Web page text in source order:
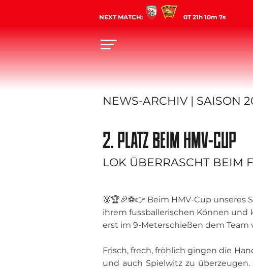
NEXT MATCH: 0T 21h 10m 6s
NEWS-ARCHIV | SAISON
2. PLATZ BEIM HMV-CUP
LOK ÜBERRASCHT BEIM
🥈🏆🎉⚽️👉 Beim HMV-Cup
ihrem fussballerischen Können und
erst im 9-Meterschießen dem Team
Frisch, frech, fröhlich gingen die
und auch Spielwitz zu